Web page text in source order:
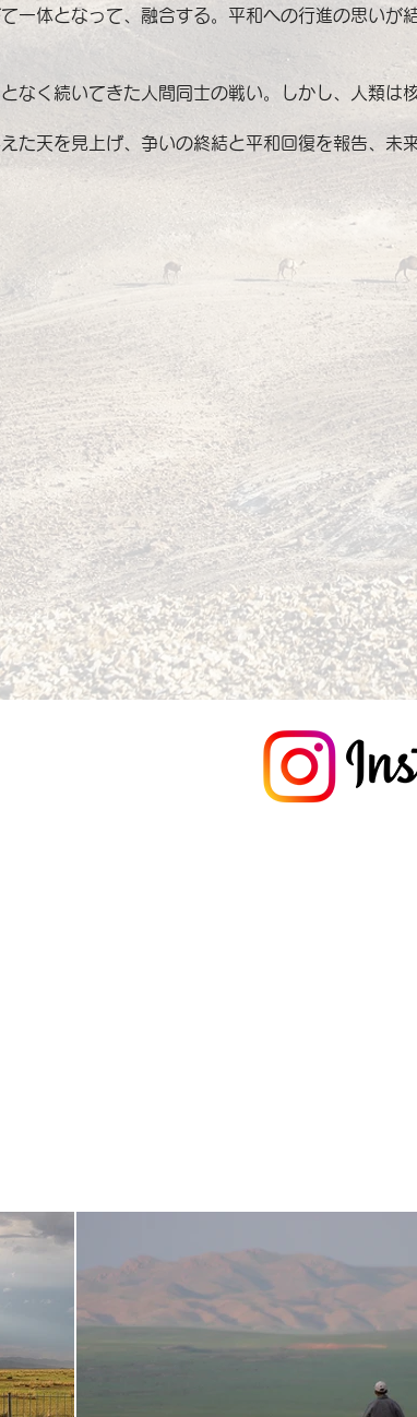
一体となって、融合する。平和への行進の思いが
なく続いてきた人間同士の戦い。しかし、人類
た天を見上げ、争いの終結と平和回復を報告、未